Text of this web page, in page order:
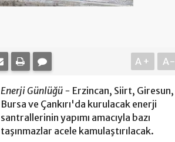
A+ A-
Enerji Günlüğü - Erzincan, Siirt, Giresun,
Bursa ve Çankırı'da kurulacak enerji
santrallerinin yapımı amacıyla bazı
taşınmazlar acele kamulaştırılacak.